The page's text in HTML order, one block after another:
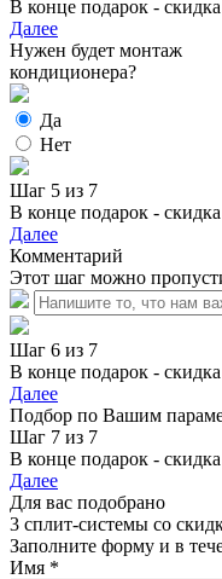
В конце подарок -
Далее
Нужен будет монтаж
кондиционера?
Да
Нет
Шаг 5 из 7
В конце подарок -
Далее
Комментарий
Этот шаг можно
Шаг 6 из 7
В конце подарок -
Далее
Подбор по Вашим
Шаг 7 из 7
В конце подарок -
Далее
Для вас подобрано
3 сплит-системы со
Заполните форму и в
Имя *